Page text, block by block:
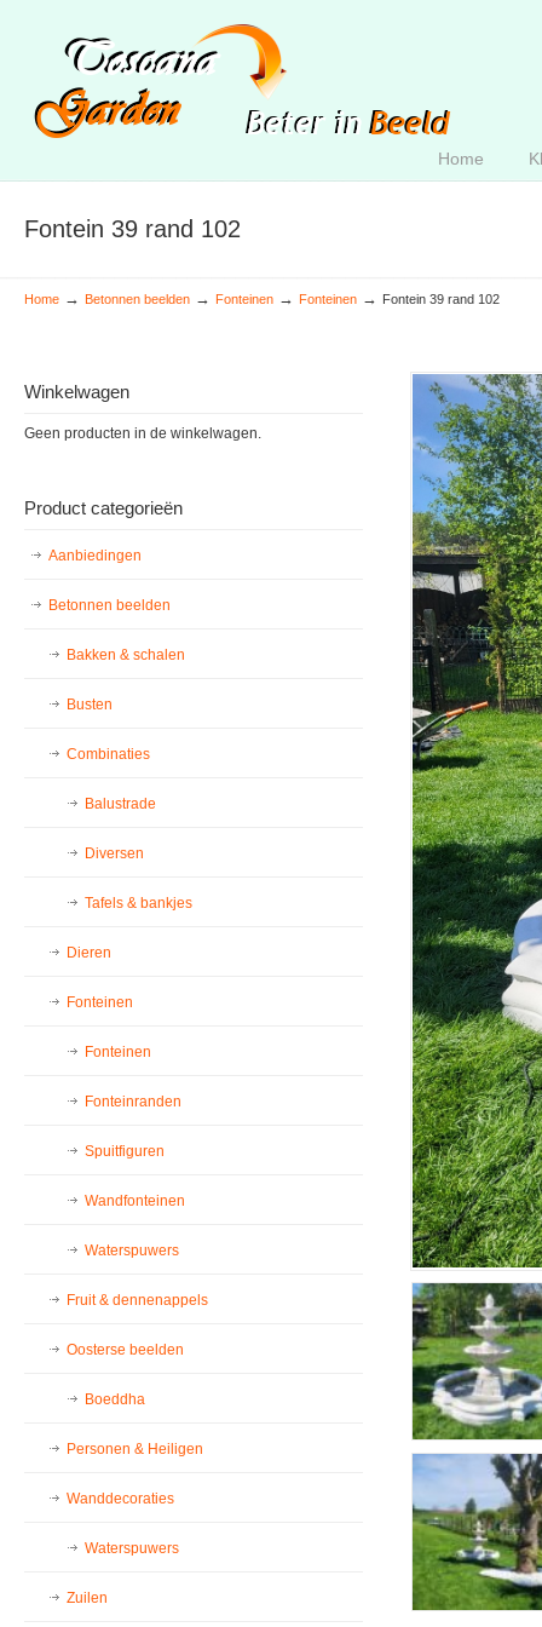
Home
Fontein 39 rand 102
Home → Betonnen beelden → Fonteinen → Fonteinen → Fontein 39 rand 102
Winkelwagen
Geen producten in de winkelwagen.
Product categorieën
Aanbiedingen
Betonnen beelden
Bakken & schalen
Busten
Combinaties
Balustrade
Diversen
Tafels & bankjes
Dieren
Fonteinen
Fonteinen
Fonteinranden
Spuitfiguren
Wandfonteinen
Waterspuwers
Fruit & dennenappels
Oosterse beelden
Boeddha
Personen & Heiligen
Wanddecoraties
Waterspuwers
Zuilen